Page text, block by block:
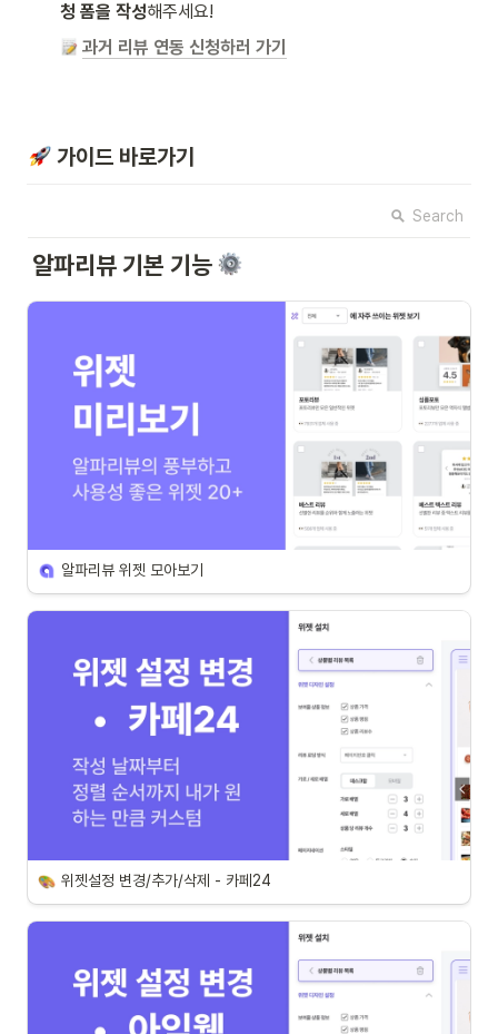
청 폼을 작성해주세요!
과거 리뷰 연동 신청하러 가기
가이드 바로가기
Search
알파리뷰 기본 기능
알파리뷰 위젯 모아보기
위젯설정 변경/추가/삭제 - 카페24